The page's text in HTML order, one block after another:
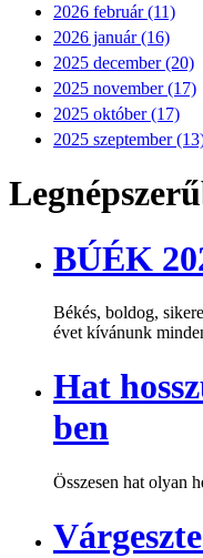
2026 február (11)
2026 január (16)
2025 december (20)
2025 november (17)
2025 október (17)
2025 szeptember
BÚÉK
Békés, boldog,
évet kívánunk
Hat
ben
Összesen hat olyan